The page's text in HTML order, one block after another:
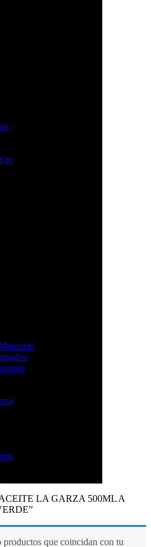
LA GARZA 500ML A
productos que coincidan con tu